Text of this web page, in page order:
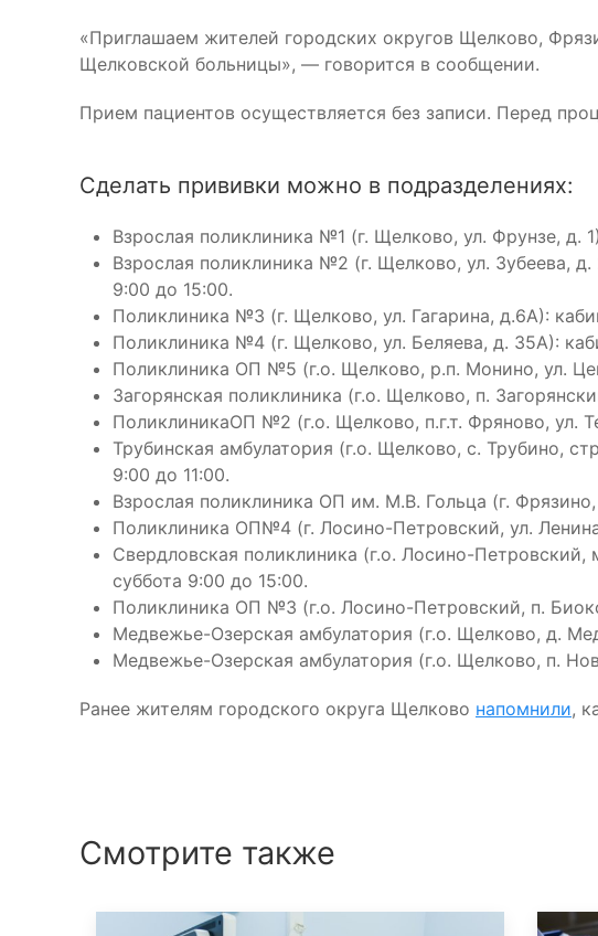
«Приглашаем жителей городских округов Щелково,
Щелковской больницы», — говорится в сообщении.
Прием пациентов осуществляется без записи. Перед
Сделать прививки можно в подразделениях:
Взрослая поликлиника №1 (г. Щелково, ул. Фрунзе, д.
Взрослая поликлиника №2 (г. Щелково, ул. Зубеева,
9:00 до 15:00.
Поликлиника №3 (г. Щелково, ул. Гагарина, д.6А):
Поликлиника №4 (г. Щелково, ул. Беляева, д. 35А):
Поликлиника ОП №5 (г.о. Щелково, р.п. Монино, ул.
Загорянская поликлиника (г.о. Щелково, п.
ПоликлиникаОП №2 (г.о. Щелково, п.г.т. Фряново, ул.
Трубинская амбулатория (г.о. Щелково, с. Трубино,
9:00 до 11:00.
Взрослая поликлиника ОП им. М.В. Гольца (г.
Поликлиника ОП№4 (г. Лосино-Петровский, ул.
Свердловская поликлиника (г.о. Лосино-
суббота 9:00 до 15:00.
Поликлиника ОП №3 (г.о. Лосино-Петровский, п.
Медвежье-Озерская амбулатория (г.о. Щелково, д.
Медвежье-Озерская амбулатория (г.о. Щелково, п.
Ранее жителям городского округа Щелково напомнили,
Смотрите также